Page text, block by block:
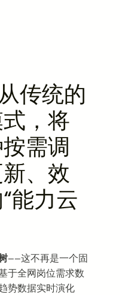
传统的
，将
需调
、效
能力云
——这不再是一个固
于全网岗位需求数
势数据实时演化